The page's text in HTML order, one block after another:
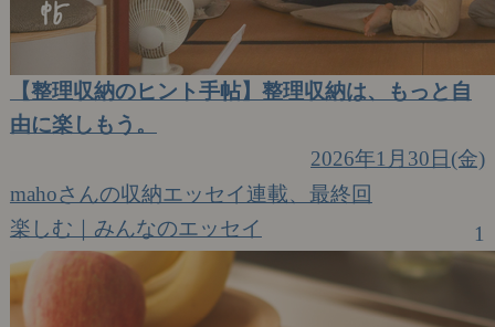
【整理収納のヒント手帖】整理収納は、もっと自
由に楽しもう。
2026年1月30日(金)
mahoさんの収納エッセイ連載、最終回
楽しむ｜みんなのエッセイ
1